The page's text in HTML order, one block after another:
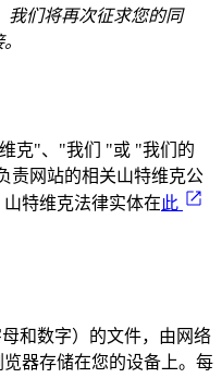
我们将再次征求您的同
克"、"我们 "或 "我们的
责网站的相关山特维克公
山特维克法律实体在此
和数字）的文件，由网络
器存储在您的设备上。每